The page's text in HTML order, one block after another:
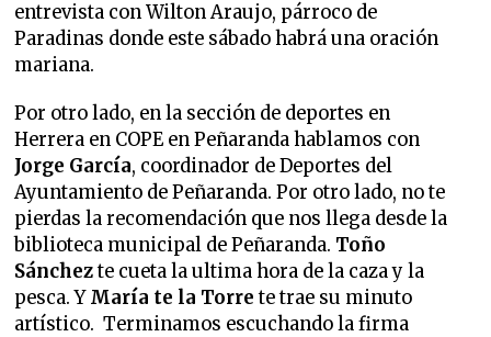
entrevista con Wilton Araujo, párroco de
Paradinas donde este sábado habrá una oración
mariana.
Por otro lado, en la sección de deportes en
Herrera en COPE en Peñaranda hablamos con
Jorge García, coordinador de Deportes del
Ayuntamiento de Peñaranda. Por otro lado, no te
pierdas la recomendación que nos llega desde la
biblioteca municipal de Peñaranda. Toño
Sánchezte cueta la ultima hora de la caza y la
pesca. YMaría te la Torrete trae su minuto
artístico. Terminamos escuchando la firma